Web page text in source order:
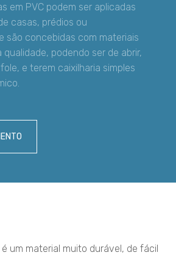
em PVC podem ser aplicadas
casas, prédios ou
são concebidas com materiais
qualidade, podendo ser de abrir,
e terem caixilharia simples
é um material muito durável, de fácil